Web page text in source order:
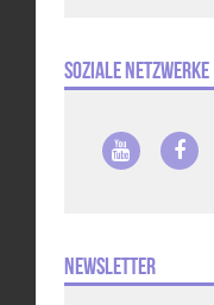
Soziale Netzwerke
Newsletter